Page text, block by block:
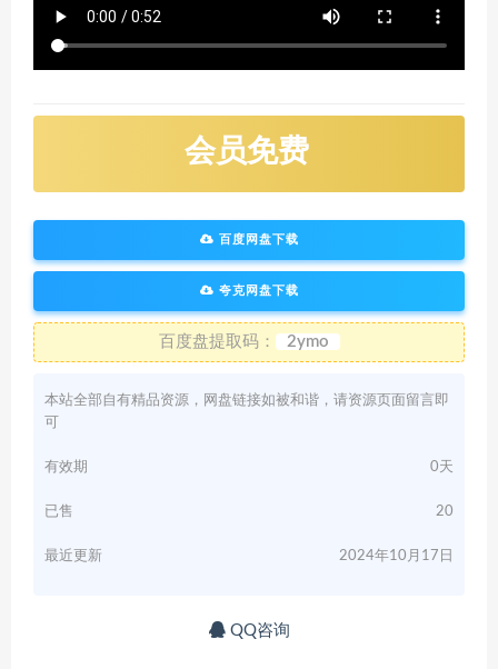
会员免费
百度网盘下载
夸克网盘下载
百度盘提取码： 2ymo
本站全部自有精品资源，网盘链接如被和谐，请资源页面留言即
可
有效期 0天
已售 20
最近更新 2024年10月17日
QQ咨询